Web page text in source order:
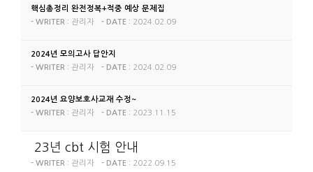
핵심총정리 완전정복+적중 예상 문제집
- WRITER : 관리자 - DATE : 2024.02.09
2024년 모의고사 답안지
- WRITER : 관리자 - DATE : 2024.02.09
2024년 요양보호사교재 수정~
- WRITER : 관리자 - DATE : 2023.11.15
23년 cbt 시험 안내
- WRITER : 관리자 - DATE : 2022.09.15